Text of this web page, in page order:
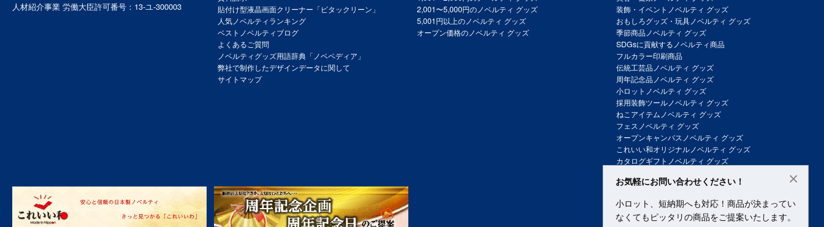
人材紹介事業 労働大臣許可番号：13-ユ-300003
貼付け型液晶画面クリーナー「ピタックリーン」
人気ノベルティランキング
ベストノベルティブログ
よくあるご質問
ノベルティグッズ用語辞典「ノベペディア」
弊社で制作したデザインデータに関して
サイトマップ
2,001〜5,000円のノベルティ グッズ
5,001円以上のノベルティ グッズ
オープン価格のノベルティ グッズ
装飾・イベントノベルティ グッズ
おもしろグッズ・玩具ノベルティ グッズ
季節商品ノベルティ グッズ
SDGsに貢献するノベルティ商品
フルカラー印刷商品
伝統工芸品ノベルティ グッズ
周年記念品ノベルティ グッズ
小ロットノベルティ グッズ
採用装飾ツールノベルティ グッズ
ねこアイテムノベルティ グッズ
フェスノベルティ グッズ
オープンキャンパスノベルティ グッズ
これいい和オリジナルノベルティ グッズ
カタログギフトノベルティ グッズ
お気軽にお問い合わせください！
小ロット、短納期へも対応！商品が決まってい
なくてもピッタリの商品をご提案いたします。
×